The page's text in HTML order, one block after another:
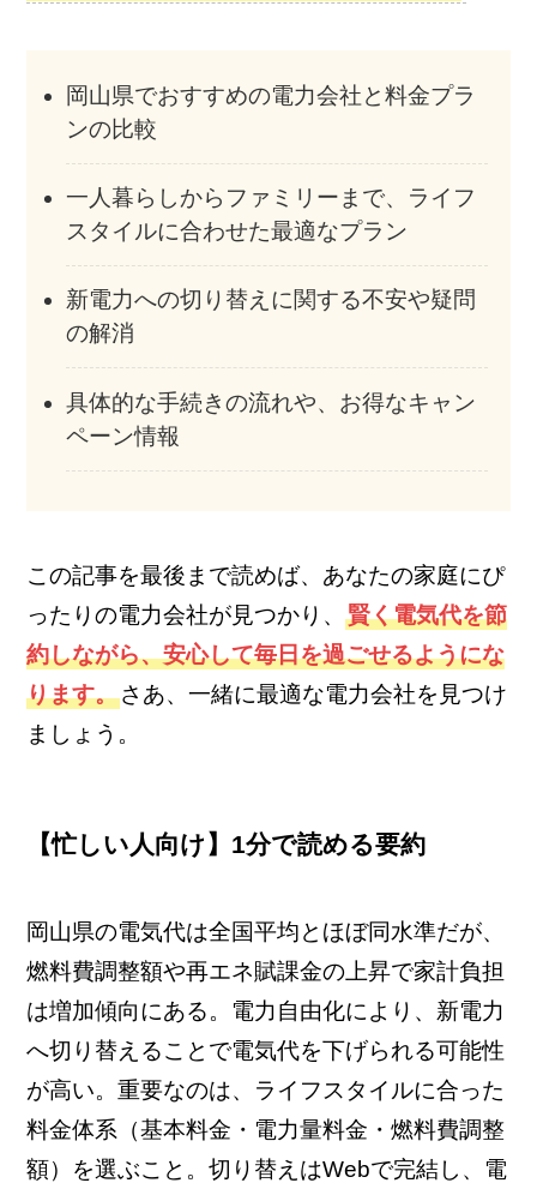
岡山県でおすすめの電力会社と料金プラ
ンの比較
一人暮らしからファミリーまで、ライフ
スタイルに合わせた最適なプラン
新電力への切り替えに関する不安や疑問
の解消
具体的な手続きの流れや、お得なキャン
ペーン情報
この記事を最後まで読めば、あなたの家庭にぴ
ったりの電力会社が見つかり、賢く電気代を節
約しながら、安心して毎日を過ごせるようにな
ります。さあ、一緒に最適な電力会社を見つけ
ましょう。
【忙しい人向け】1分で読める要約
岡山県の電気代は全国平均とほぼ同水準だが、
燃料費調整額や再エネ賦課金の上昇で家計負担
は増加傾向にある。電力自由化により、新電力
へ切り替えることで電気代を下げられる可能性
が高い。重要なのは、ライフスタイルに合った
料金体系（基本料金・電力量料金・燃料費調整
額）を選ぶこと。切り替えはWebで完結し、電